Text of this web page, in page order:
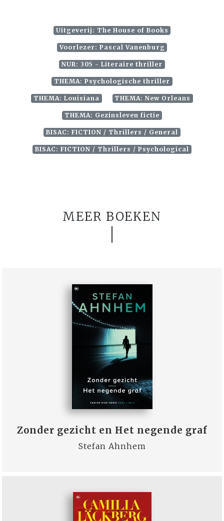
Uitgeverij: The House of Books
Voorlezer: Pascal Vanenburg
NUR: 305 - Literaire thriller
THEMA: Psychologische thriller
THEMA: Louisiana THEMA: New Orleans
THEMA: Gezinsleven fictie
BISAC: FICTION / Thrillers / General
BISAC: FICTION / Thrillers / Psychological
MEER BOEKEN
Zonder gezicht en Het negende graf
Stefan Ahnhem